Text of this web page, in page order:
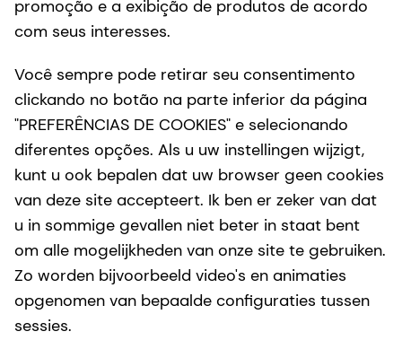
promoção e a exibição de produtos de acordo
com seus interesses.
Você sempre pode retirar seu consentimento
clickando no botão na parte inferior da página
"PREFERÊNCIAS DE COOKIES" e selecionando
diferentes opções. Als u uw instellingen wijzigt,
kunt u ook bepalen dat uw browser geen cookies
van deze site accepteert. Ik ben er zeker van dat
u in sommige gevallen niet beter in staat bent
om alle mogelijkheden van onze site te gebruiken.
Zo worden bijvoorbeeld video's en animaties
opgenomen van bepaalde configuraties tussen
sessies.